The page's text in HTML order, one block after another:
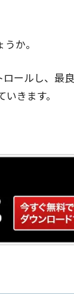
か。
ールし、最
きます。